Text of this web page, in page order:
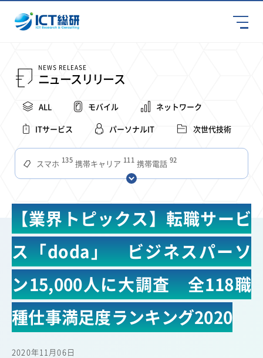
NEWS RELEASE
ニュースリリース
ALL モバイル
ネットワーク
ITサービス
パーソナルIT 次世代技術
スマホ 135 携帯キャリア 111 携帯電話 92
スマートデバイス 68 通信速度 65 ビジネス 63 4Ｇ 59
アプリ 51 つながりやすさ 51 電波状況 ドコモ 48
タブレット 38 インターネット 36 ビジネスシーン 31
混雑環境 31 MVNO 28 電波 27 全国 24 楽天モバイル 22
22 22 22 21 19 18
電車 17 料金 16 所有状況 14 動画配信 14 SNS
ブロードバンド Android 移動中 FTTH
公衆無線LAN 11 格安 11 キャッシュレス決済 11
待ち合わせ場所
【業界トピックス】転職サービ
ス「doda」 ビジネスパーソ
ン15,000人に大調査 全118職
種仕事満足度ランキング2020
2020年11月06日